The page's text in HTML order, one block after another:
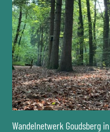
Wandelnetwerk Goudsberg